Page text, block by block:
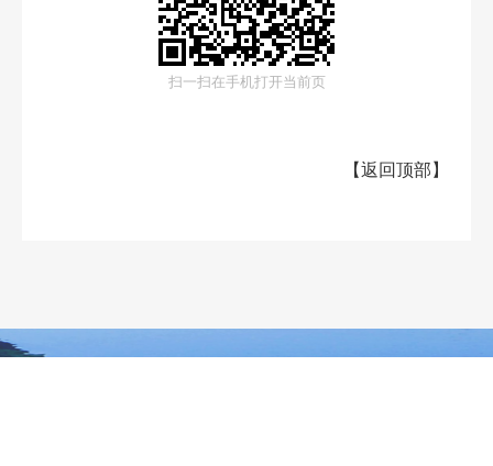
扫一扫在手机打开当前页
【返回顶部 】